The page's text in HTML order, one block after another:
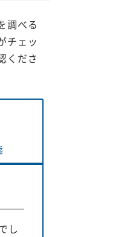
調べる
チェッ
くださ
し